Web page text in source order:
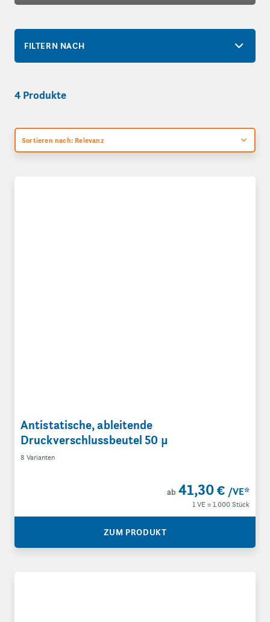
FILTERN NACH
4 Produkte
Sortieren nach: Relevanz
Antistatische, ableitende
Druckverschlussbeutel 50 µ
8 Varianten
ab 41,30 € /VE*
1 VE = 1.000 Stück
ZUM PRODUKT